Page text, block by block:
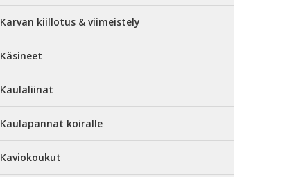
Karvan kiillotus & viimeistely
Käsineet
Kaulaliinat
Kaulapannat koiralle
Kaviokoukut